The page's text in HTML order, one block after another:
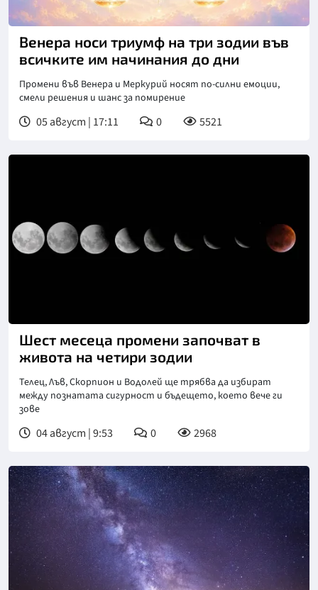
Венера носи триумф на три зодии във
всичките им начинания до дни
Промени във Венера и Меркурий носят по-силни емоции,
смели решения и шанс за помирение
05 август | 17:11 0 5521
Шест месеца промени започват в
живота на четири зодии
Телец, Лъв, Скорпион и Водолей ще трябва да избират
между познатата сигурност и бъдещето, което вече ги
зове
04 август | 9:53 0 2968